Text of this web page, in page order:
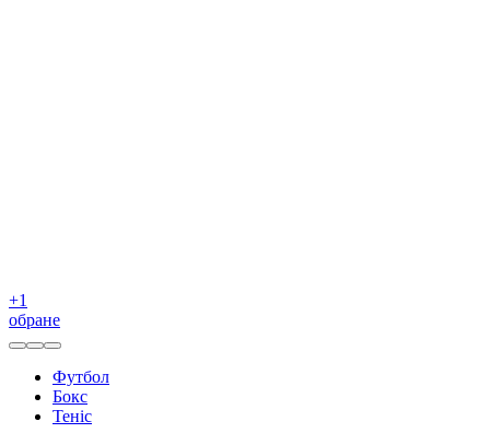
+1
обране
Футбол
Бокс
Теніс